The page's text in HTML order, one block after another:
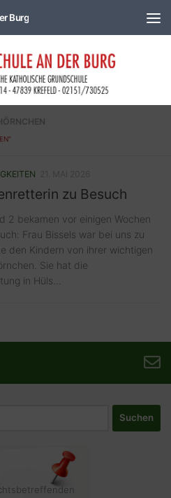
zu Besuch
2 bekamen vor einigen Wochen
Frau Bissels war bei uns zu
den Kindern von ihrer wichtigen
Sie hat die
in Hüls...